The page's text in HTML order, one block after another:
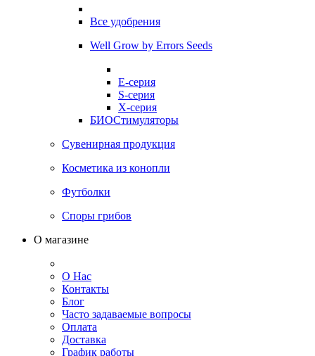
Все удобрения
Well Grow by Errors Seeds
E-серия
S-серия
X-серия
БИОСтимуляторы
Сувенирная продукция
Косметика из конопли
Футболки
Споры грибов
О магазине
О Нас
Контакты
Блог
Часто задаваемые вопросы
Оплата
Доставка
График работы